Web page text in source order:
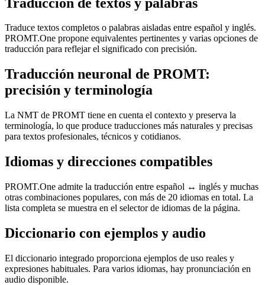
Traduce textos completos o palabras aisladas entre español y inglés.
PROMT.One propone equivalentes pertinentes y varias opciones de
traducción para reflejar el significado con precisión.
Traducción neuronal de PROMT:
precisión y terminología
La NMT de PROMT tiene en cuenta el contexto y preserva la
terminología, lo que produce traducciones más naturales y precisas
para textos profesionales, técnicos y cotidianos.
Idiomas y direcciones compatibles
PROMT.One admite la traducción entre español ↔ inglés y muchas
otras combinaciones populares, con más de 20 idiomas en total. La
lista completa se muestra en el selector de idiomas de la página.
Diccionario con ejemplos y audio
El diccionario integrado proporciona ejemplos de uso reales y
expresiones habituales. Para varios idiomas, hay pronunciación en
audio disponible.